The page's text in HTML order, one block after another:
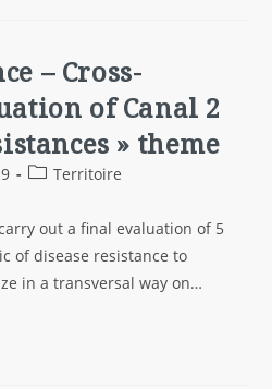
– Cross-
of Canal 2
» theme
Territoire
out a final evaluation of 5
of disease resistance to
in a transversal way on…